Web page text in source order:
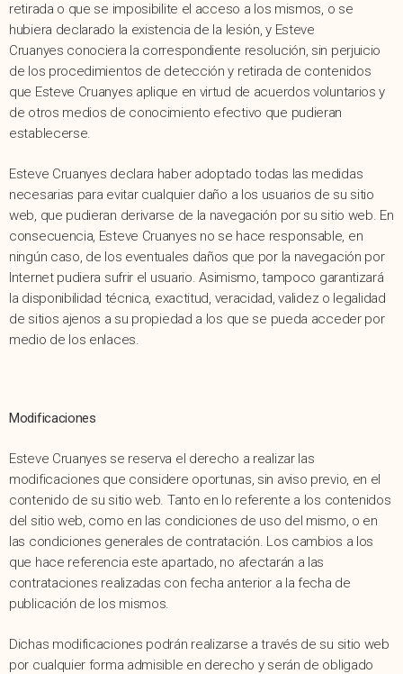
retirada o que se imposibilite el acceso a los mismos, o se
hubiera declarado la existencia de la lesión, y Esteve
Cruanyes conociera la correspondiente resolución, sin perjuicio
de los procedimientos de detección y retirada de contenidos
que Esteve Cruanyes aplique en virtud de acuerdos voluntarios y
de otros medios de conocimiento efectivo que pudieran
establecerse.
Esteve Cruanyes declara haber adoptado todas las medidas
necesarias para evitar cualquier daño a los usuarios de su sitio
web, que pudieran derivarse de la navegación por su sitio web. En
consecuencia, Esteve Cruanyes no se hace responsable, en
ningún caso, de los eventuales daños que por la navegación por
Internet pudiera sufrir el usuario. Asimismo, tampoco garantizará
la disponibilidad técnica, exactitud, veracidad, validez o legalidad
de sitios ajenos a su propiedad a los que se pueda acceder por
medio de los enlaces.
Modificaciones
Esteve Cruanyes se reserva el derecho a realizar las
modificaciones que considere oportunas, sin aviso previo, en el
contenido de su sitio web. Tanto en lo referente a los contenidos
del sitio web, como en las condiciones de uso del mismo, o en
las condiciones generales de contratación. Los cambios a los
que hace referencia este apartado, no afectarán a las
contrataciones realizadas con fecha anterior a la fecha de
publicación de los mismos.
Dichas modificaciones podrán realizarse a través de su sitio web
por cualquier forma admisible en derecho y serán de obligado